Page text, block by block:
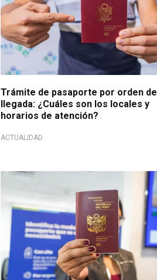
Trámite de pasaporte por orden de
llegada: ¿Cuáles son los locales y
horarios de atención?
ACTUALIDAD